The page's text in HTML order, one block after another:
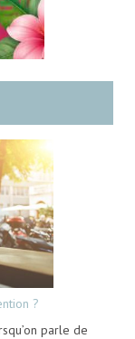
?
parle de